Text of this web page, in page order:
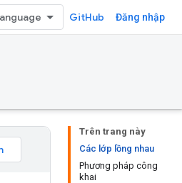
GitHub Đăng nhập
Trên trang này
Các lớp lồng nhau
Phương pháp công
khai